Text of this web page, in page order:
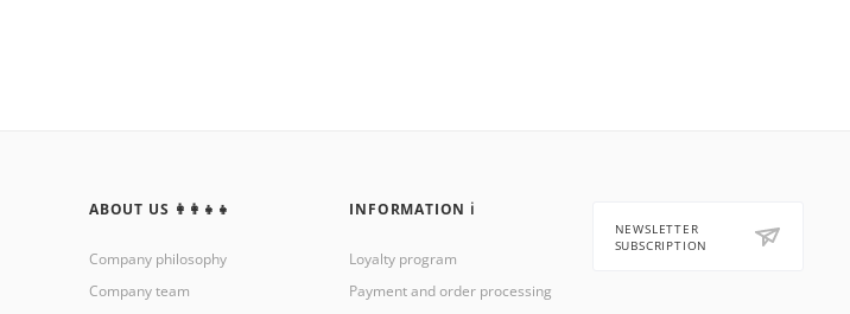
ABOUT US 👩‍👩‍👧‍👧
Company philosophy
Company team
INFORMATION ℹ️
Loyalty program
Payment and order processing
NEWSLETTER
SUBSCRIPTION